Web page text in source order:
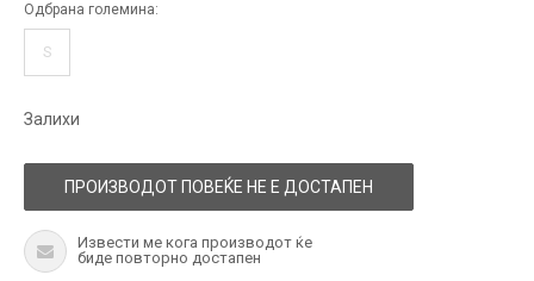
Одбрана големина:
S
Залихи
ПРОИЗВОДОТ ПОВЕЌЕ НЕ Е ДОСТАПЕН
Извести ме кога производот ќе
биде повторно достапен